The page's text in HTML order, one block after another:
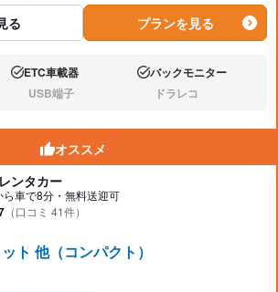
る プランを見る
あり:ETC車載器 あり:バックモニター
なし:USB端子 なし:ドラレコ
オススメ
ンタカー
ら車で8分・無料送迎可
（口コミ 41件）
ト 他（コンパクト）